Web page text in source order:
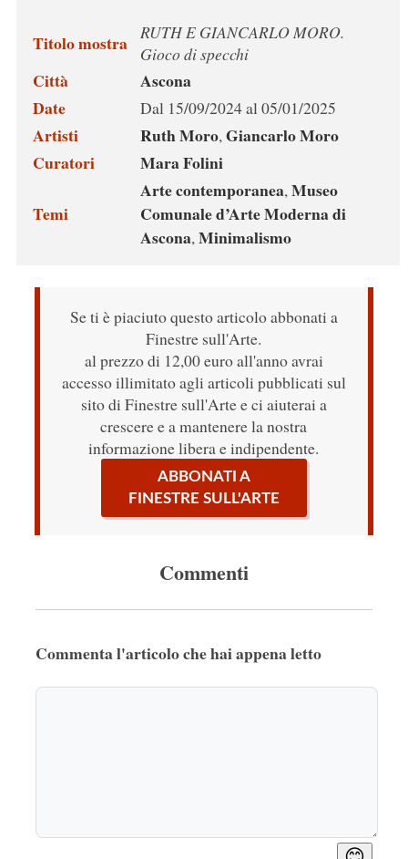
Titolo mostra RUTH E GIANCARLO MORO.
Gioco di specchi
Città
Ascona
Date
Dal 15/09/2024 al 05/01/2025
Artisti Ruth Moro,Giancarlo Moro
Curatori
Mara Folini
Temi
Arte contemporanea,Museo
Comunale d’Arte Moderna di
Ascona,Minimalismo
Se ti è piaciuto questo articolo abbonati a
Finestre sull'Arte.
al prezzo di 12,00 euro all'anno avrai
accesso illimitato agli articoli pubblicati sul
sito di Finestre sull'Arte e ci aiuterai a
crescere e a mantenere la nostra
informazione libera e indipendente.
ABBONATI A
FINESTRE SULL'ARTE
Commenti
Commenta l'articolo che hai appena letto